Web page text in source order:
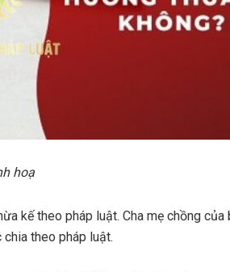
hoạ
kế theo pháp luật. Cha mẹ chồng của
theo pháp luật.